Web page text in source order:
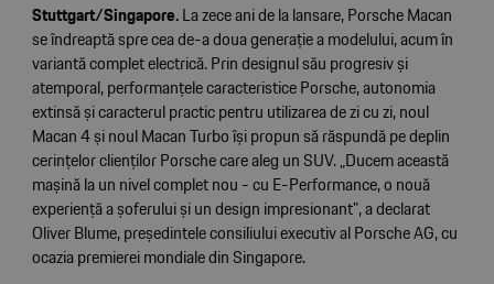
Stuttgart/Singapore.La zece ani de la lansare, Porsche Macan
se îndreaptă spre cea de-a doua generație a modelului, acum în
variantă complet electrică. Prin designul său progresiv și
atemporal, performanțele caracteristice Porsche, autonomia
extinsă și caracterul practic pentru utilizarea de zi cu zi, noul
Macan 4 și noul Macan Turbo își propun să răspundă pe deplin
cerințelor clienților Porsche care aleg un SUV. „Ducem această
mașină la un nivel complet nou - cu E-Performance, o nouă
experiență a șoferului și un design impresionant", a declarat
Oliver Blume, președintele consiliului executiv al Porsche AG, cu
ocazia premierei mondiale din Singapore.